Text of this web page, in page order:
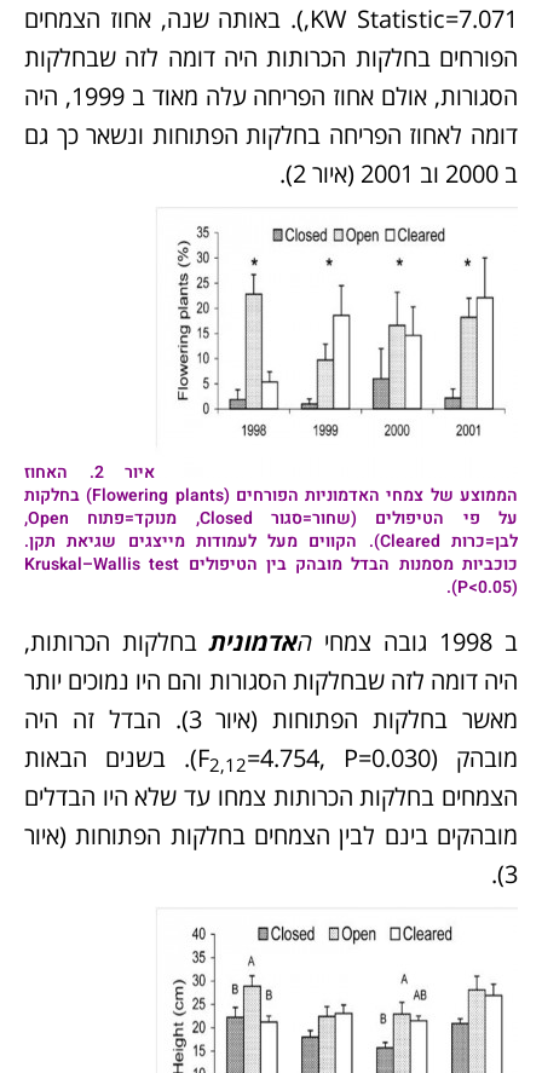
KW Statistic=7.071,). באותה שנה, אחוז הצמחים
הפורחים בחלקות הכרותות היה דומה לזה שבחלקות
הסגורות, אולם אחוז הפריחה עלה מאוד ב 1999, היה
דומה לאחוז הפריחה בחלקות הפתוחות ונשאר כך גם
ב 2000 וב 2001 (איור 2).
איור2
. האחוז
הממוצע של צמחי האדמוניות הפורחים (Flowering plants) בחלקות
על פי הטיפולים (שחור=סגור Closed, מנוקד=פתוח Open,
לבן=כרות Cleared). הקווים מעל לעמודות מייצגים שגיאת תקן.
כוכביות מסמנות הבדל מובהק בין הטיפולים Kruskal–Wallis test
(P<0.05).
ב 1998 גובה צמחי האדמוניתבחלקות הכרותות,
היה דומה לזה שבחלקות הסגורות והם היו נמוכים יותר
מאשר בחלקות הפתוחות (איור 3). הבדל זה היה
מובהק (F
2,12 =4.754, P=0.030). בשנים הבאות
הצמחים בחלקות הכרותות צמחו עד שלא היו הבדלים
מובהקים בינם לבין הצמחים בחלקות הפתוחות (איור
3).